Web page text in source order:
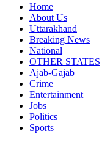
Home
About Us
Uttarakhand
Breaking News
National
OTHER STATES
Ajab-Gajab
Crime
Entertainment
Jobs
Politics
Sports